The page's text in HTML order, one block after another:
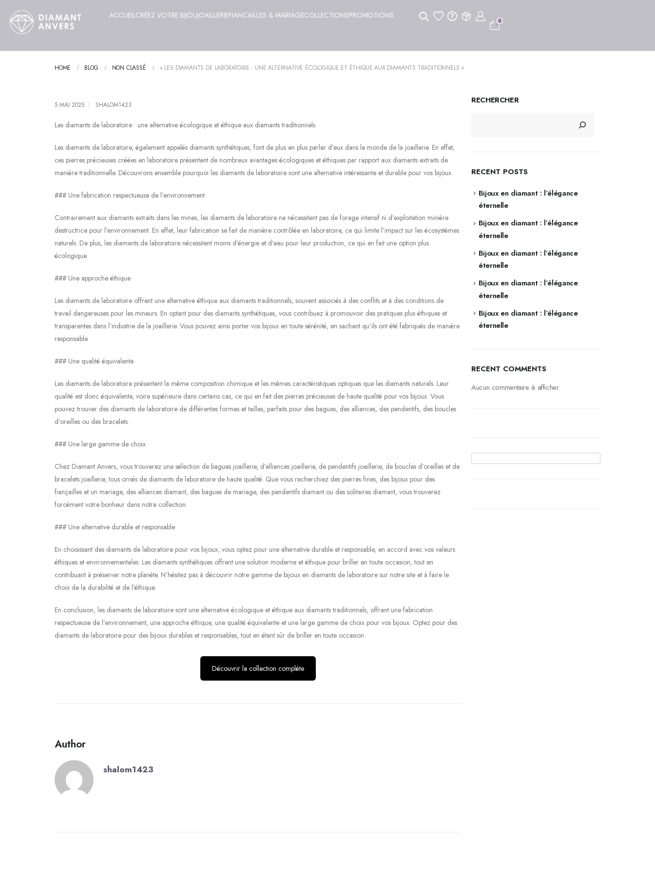
ACCUEILCRÉEZ VOTRE BIJOUJOAILLERIEFIANCAILLES & MARIAGECOLLECTIONSPROMOTIONS
0
HOME BLOG NON CLASSÉ « LES DIAMANTS DE LABORATOIRE : UNE ALTERNATIVE ÉCOLOGIQUE ET ÉTHIQUE AUX DIAMANTS TRADITIONNELS »
5 MAI 2025 SHALOM1423
Les diamants de laboratoire : une alternative écologique et éthique aux diamants traditionnels
Les diamants de laboratoire, également appelés diamants synthétiques, font de plus en plus parler d’eux dans le monde de la joaillerie. En effet,
ces pierres précieuses créées en laboratoire présentent de nombreux avantages écologiques et éthiques par rapport aux diamants extraits de
manière traditionnelle. Découvrons ensemble pourquoi les diamants de laboratoire sont une alternative intéressante et durable pour vos bijoux.
### Une fabrication respectueuse de l’environnement
Contrairement aux diamants extraits dans les mines, les diamants de laboratoire ne nécessitent pas de forage intensif ni d’exploitation minière
destructrice pour l’environnement. En effet, leur fabrication se fait de manière contrôlée en laboratoire, ce qui limite l’impact sur les écosystèmes
naturels. De plus, les diamants de laboratoire nécessitent moins d’énergie et d’eau pour leur production, ce qui en fait une option plus
écologique.
### Une approche éthique
Les diamants de laboratoire offrent une alternative éthique aux diamants traditionnels, souvent associés à des conflits et à des conditions de
travail dangereuses pour les mineurs. En optant pour des diamants synthétiques, vous contribuez à promouvoir des pratiques plus éthiques et
transparentes dans l’industrie de la joaillerie. Vous pouvez ainsi porter vos bijoux en toute sérénité, en sachant qu’ils ont été fabriqués de manière
responsable.
### Une qualité équivalente
Les diamants de laboratoire présentent la même composition chimique et les mêmes caractéristiques optiques que les diamants naturels. Leur
qualité est donc équivalente, voire supérieure dans certains cas, ce qui en fait des pierres précieuses de haute qualité pour vos bijoux. Vous
pouvez trouver des diamants de laboratoire de différentes formes et tailles, parfaits pour des bagues, des alliances, des pendentifs, des boucles
d’oreilles ou des bracelets.
### Une large gamme de choix
Chez Diamant Anvers, vous trouverez une sélection de bagues joaillerie, d’alliances joaillerie, de pendentifs joaillerie, de boucles d’oreilles et de
bracelets joaillerie, tous ornés de diamants de laboratoire de haute qualité. Que vous recherchiez des pierres fines, des bijoux pour des
fiançailles et un mariage, des alliances diamant, des bagues de mariage, des pendentifs diamant ou des solitaires diamant, vous trouverez
forcément votre bonheur dans notre collection.
### Une alternative durable et responsable
En choisissant des diamants de laboratoire pour vos bijoux, vous optez pour une alternative durable et responsable, en accord avec vos valeurs
éthiques et environnementales. Les diamants synthétiques offrent une solution moderne et éthique pour briller en toute occasion, tout en
contribuant à préserver notre planète. N’hésitez pas à découvrir notre gamme de bijoux en diamants de laboratoire sur notre site et à faire le
choix de la durabilité et de l’éthique.
En conclusion, les diamants de laboratoire sont une alternative écologique et éthique aux diamants traditionnels, offrant une fabrication
respectueuse de l’environnement, une approche éthique, une qualité équivalente et une large gamme de choix pour vos bijoux. Optez pour des
diamants de laboratoire pour des bijoux durables et responsables, tout en étant sûr de briller en toute occasion.
Découvrir la collection complète
Author
shalom1423
RECHERCHER
RECENT POSTS
Bijoux en diamant : l’élégance
éternelle
Bijoux en diamant : l’élégance
éternelle
Bijoux en diamant : l’élégance
éternelle
Bijoux en diamant : l’élégance
éternelle
Bijoux en diamant : l’élégance
éternelle
RECENT COMMENTS
Aucun commentaire à afficher.